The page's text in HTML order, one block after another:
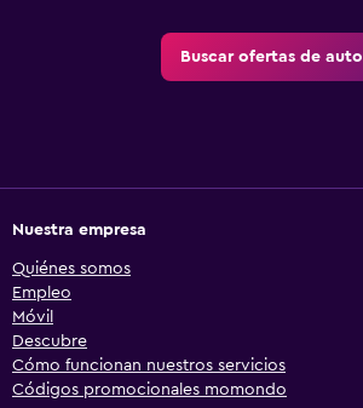
Buscar ofertas de auto
Nuestra empresa
Quiénes somos
Empleo
Móvil
Descubre
Cómo funcionan nuestros servicios
Códigos promocionales momondo